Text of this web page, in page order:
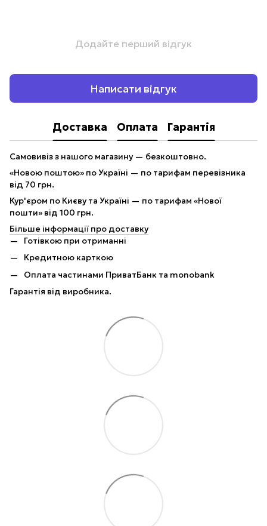
Додайте перший відгук
Написати відгук
Доставка Оплата Гарантія
Самовивіз з нашого магазину — безкоштовно.
«Новою поштою» по Україні — по тарифам перевізника
від 70 грн.
Кур'єром по Києву та Україні — по тарифам «Нової
пошти» від 100 грн.
Більше інформації про доставку
Готівкою при отриманні
Кредитною карткою
Оплата частинами ПриватБанк та monobank
Гарантія від виробника.